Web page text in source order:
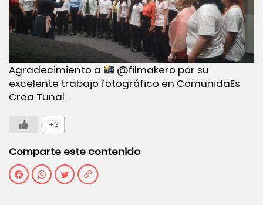
Agradecimiento a
@filmakero por su
excelente trabajo fotográfico en ComunidaEs
Crea Tunal .
+3
Comparte este contenido